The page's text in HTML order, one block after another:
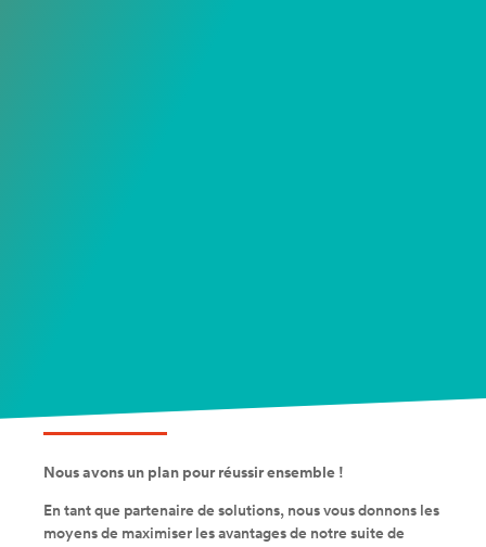
Nous avons un plan pour réussir ensemble !
En tant que partenaire de solutions, nous vous donnons les
moyens de maximiser les avantages de notre suite de